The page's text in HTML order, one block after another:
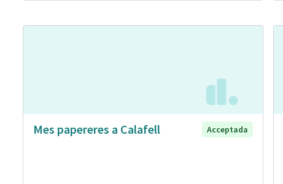
Mes papereres a Calafell Acceptada